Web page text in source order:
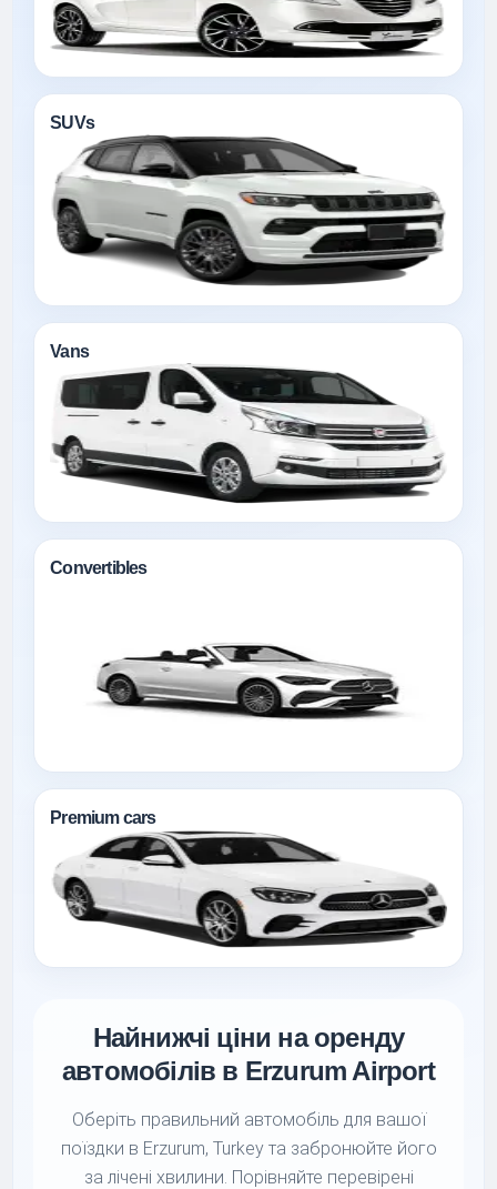
SUVs
Vans
Convertibles
Premium cars
Найнижчі ціни на оренду
автомобілів в Erzurum Airport
Оберіть правильний автомобіль для вашої
поїздки в Erzurum, Turkey та забронюйте його
за лічені хвилини. Порівняйте перевірені